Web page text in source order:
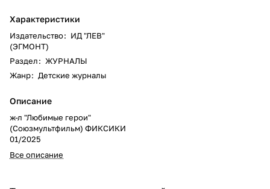
Характеристики
Издательство: ИД "ЛЕВ"
(ЭГМОНТ)
Раздел: ЖУРНАЛЫ
Жанр: Детские журналы
Описание
ж-л "Любимые герои"
(Союзмультфильм) ФИКСИКИ
01/2025
Все описание